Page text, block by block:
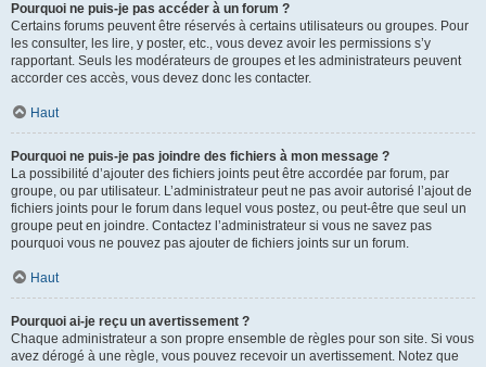
Pourquoi ne puis-je pas accéder à un forum ?
Certains forums peuvent être réservés à certains utilisateurs ou groupes. Pour
les consulter, les lire, y poster, etc., vous devez avoir les permissions s’y
rapportant. Seuls les modérateurs de groupes et les administrateurs peuvent
accorder ces accès, vous devez donc les contacter.
Haut
Pourquoi ne puis-je pas joindre des fichiers à mon message ?
La possibilité d’ajouter des fichiers joints peut être accordée par forum, par
groupe, ou par utilisateur. L’administrateur peut ne pas avoir autorisé l’ajout de
fichiers joints pour le forum dans lequel vous postez, ou peut-être que seul un
groupe peut en joindre. Contactez l’administrateur si vous ne savez pas
pourquoi vous ne pouvez pas ajouter de fichiers joints sur un forum.
Haut
Pourquoi ai-je reçu un avertissement ?
Chaque administrateur a son propre ensemble de règles pour son site. Si vous
avez dérogé à une règle, vous pouvez recevoir un avertissement. Notez que